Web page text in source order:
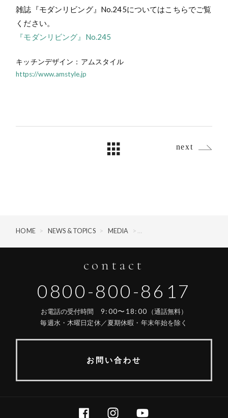
雑誌『モダンリビング』No.245についてはこちらでご覧
ください。
『モダンリビング』No.245
キッチンデザイン：アムスタイル
https://www.amstyle.jp
next
HOME > NEWS & TOPICS > MEDIA > 『モダンリビング』No.245
contact
0800-800-8617
お電話の受付時間 9:00〜18:00
（通話無料）
毎週水・木曜日定休／夏期休暇・年末年始を除く
お問い合わせ
FACEBOOKINSTAGRAM